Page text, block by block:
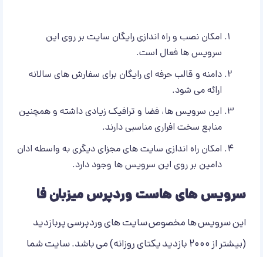
امکان نصب و راه اندازی رایگان سایت بر روی این
سرویس ها فعال است.
دامنه و قالب حرفه ای رایگان برای سفارش های سالانه
ارائه می شود.
این سرویس ها، فضا و ترافیک زیادی داشته و همچنین
منابع سخت افراری مناسبی دارند.
امکان راه اندازی سایت های مجزای دیگری به واسطه ادان
دامین بر روی این سرویس ها وجود دارد.
سرویس های هاست وردپرس میزبان فا
این سرویس ها مخصوص سایت های وردپرسی پربازدید
(بیشتر از 2000 بازدید یکتای روزانه) می باشد. سایت شما